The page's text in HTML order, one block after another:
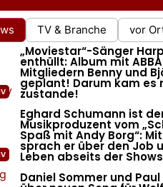
Spatzen: Neues
TV & Branche vor
„Moviestar“-Sänger
enthüllt: Album mit
Mitgliedern Benny und
geplant! Darum kam es
zustande!
Eghard Schumann ist
Musikproduzent vom
Spaß mit Andy Borg“:
sprach er über den Job
Leben abseits der Shows
Daniel Sommer und Paul